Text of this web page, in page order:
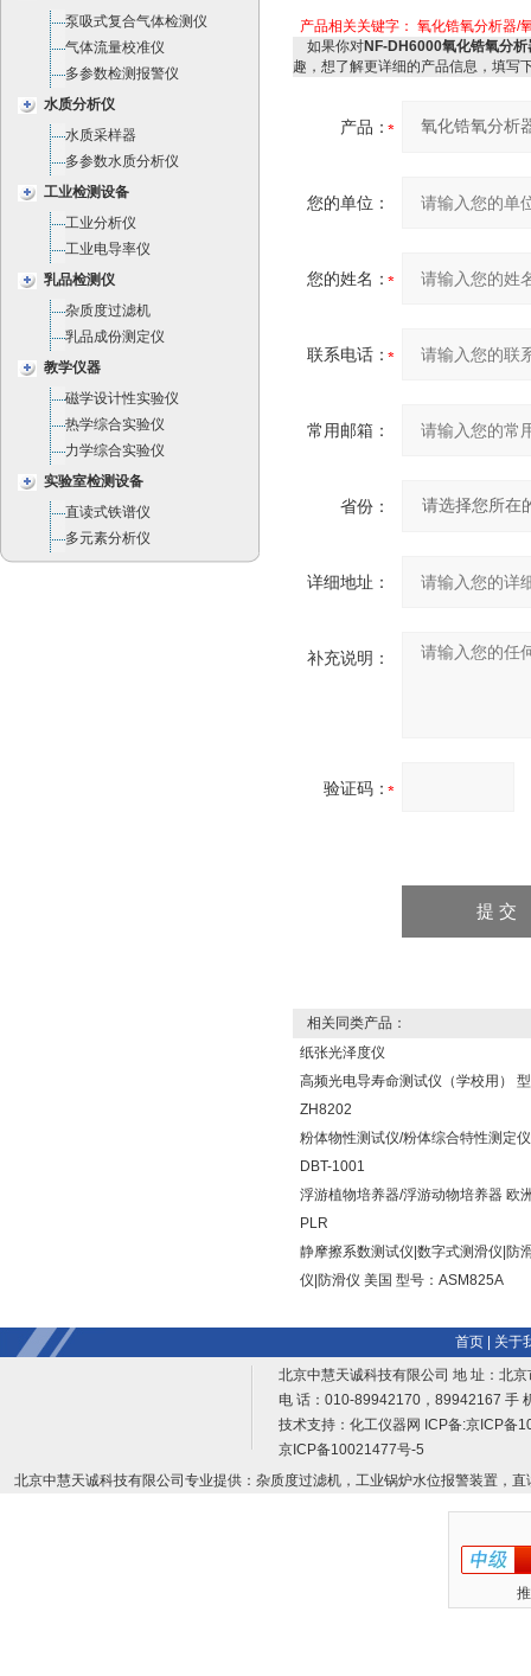
泵吸式复合气体检测仪
气体流量校准仪
多参数检测报警仪
水质分析仪
水质采样器
多参数水质分析仪
工业检测设备
工业分析仪
工业电导率仪
乳品检测仪
杂质度过滤机
乳品成份测定仪
教学仪器
磁学设计性实验仪
热学综合实验仪
力学综合实验仪
实验室检测设备
直读式铁谱仪
多元素分析仪
产品相关关键字： 氧化锆氧分析器/
如果你对NF-DH6000氧化锆氧分
趣，想了解更详细的产品信息，填写
产品：
您的单位：
您的姓名：
联系电话：
常用邮箱：
省份：
详细地址：
补充说明：
验证码：
相关同类产品：
纸张光泽度仪
高频光电导寿命测试仪（学校用）
ZH8202
粉体物性测试仪/粉体综合特性测定
DBT-1001
浮游植物培养器/浮游动物培养器 欧
PLR
静摩擦系数测试仪|数字式测滑仪|防
仪|防滑仪 美国 型号：ASM825A
首页|
关于
北京中慧天诚科技有限公司 地 址：北
电 话：010-89942170，89942167 手
技术支持： 化工仪器网 ICP备:京ICP备
京ICP备10021477号-5
北京中慧天诚科技有限公司专业提供：杂质度过滤机，工业锅炉水位报警装置，